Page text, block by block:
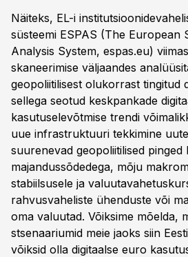
Näiteks, EL-i
süsteemi ESPAS (The European
Analysis System, espas.eu)
skaneerimise väljaandes
geopoliitilisest olukorrast tingitud
sellega seotud keskpankade
kasutuselevõtmise trendi
uue infrastruktuuri tekkimine
suurenevad geopoliitilised pinged
majandussõdedega, mõju
stabiilsusele ja
rahvusvaheliste ühenduste või
oma valuutad. Võiksime mõelda,
stsenaariumid meie jaoks siin
võiksid olla digitaalse euro